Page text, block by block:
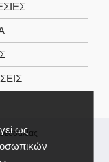
ως